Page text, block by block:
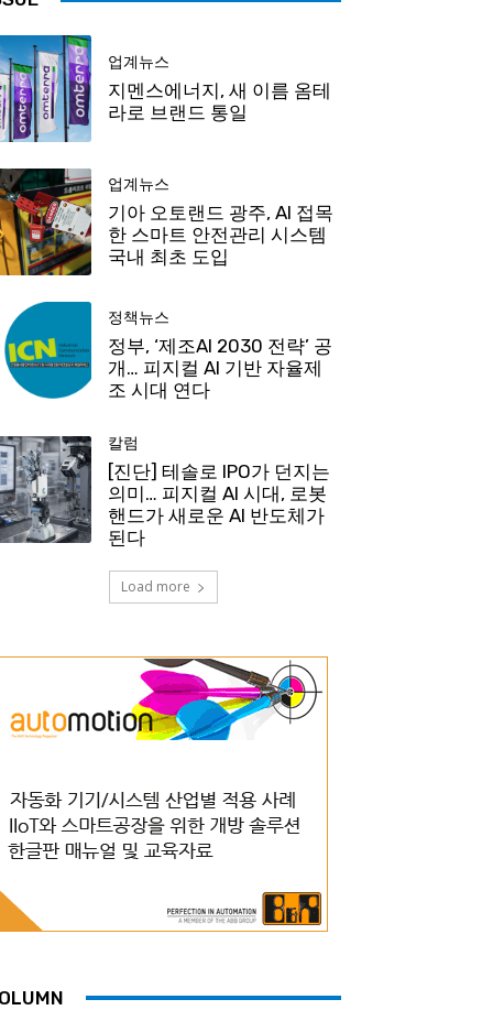
업계뉴스
지멘스에너지, 새 이름 옴테
라로 브랜드 통일
업계뉴스
기아 오토랜드 광주, AI 접목
한 스마트 안전관리 시스템
국내 최초 도입
정책뉴스
정부, ‘제조AI 2030 전략’ 공
개… 피지컬 AI 기반 자율제
조 시대 연다
칼럼
[진단] 테솔로 IPO가 던지는
의미… 피지컬 AI 시대, 로봇
핸드가 새로운 AI 반도체가
된다
Load more